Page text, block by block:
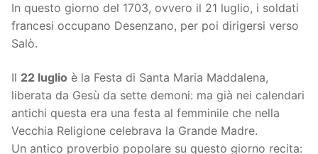
In questo giorno del 1703, ovvero il 21 luglio, i soldati
francesi occupano Desenzano, per poi dirigersi verso
Salò.
Il 22 luglio è la Festa di Santa Maria Maddalena,
liberata da Gesù da sette demoni: ma già nei calendari
antichi questa era una festa al femminile che nella
Vecchia Religione celebrava la Grande Madre.
Un antico proverbio popolare su questo giorno recita: